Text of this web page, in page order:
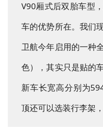
V90厢式后双胎车型
车的优势所在。我们
卫航今年启用的一种
色），其实只是贴的
新车长宽高分别为
顶还可以选装行李架